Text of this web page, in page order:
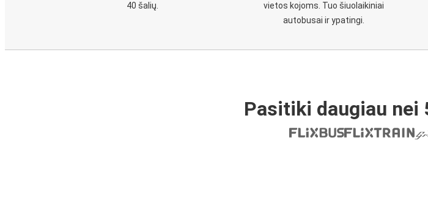
40 šalių.
vietos kojoms. Tuo šiuolaikiniai
autobusai ir ypatingi.
Pasitiki daugiau nei